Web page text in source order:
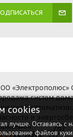
«Электрополюс»
систем
и
cookies
лучше. Оставаясь с
файлов куки.